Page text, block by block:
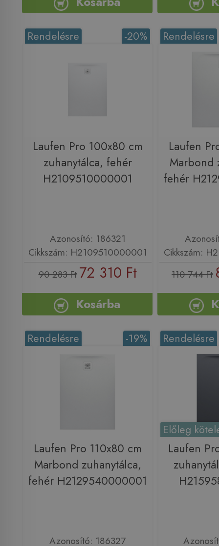
-20%
Rendelésre
Laufen Pro 100x80 cm
zuhanytálca, fehér
H2109510000001
Azonosító: 186321
Cikkszám: H2109510000001
90 283 Ft 72 310 Ft
Kosárba
Rendelésre
Laufen
Marbond
fehér
Cikkszám:
110 744 Ft
-19%
Rendelésre
Laufen Pro 110x80 cm
Marbond zuhanytálca,
fehér H2129540000001
Azonosító: 186327
Rendelésre
Előleg
Laufen